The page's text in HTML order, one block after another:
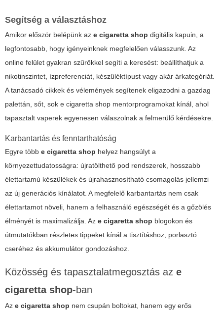
Segítség a választáshoz
Amikor először belépünk az e cigaretta shop digitális kapuin, a
legfontosabb, hogy igényeinknek megfelelően válasszunk. Az
online felület gyakran szűrőkkel segíti a keresést: beállíthatjuk a
nikotinszintet, ízpreferenciát, készüléktípust vagy akár árkategóriát.
A tanácsadó cikkek és vélemények segítenek eligazodni a gazdag
palettán, sőt, sok e cigaretta shop mentorprogramokat kínál, ahol
tapasztalt vaperek egyenesen válaszolnak a felmerülő kérdésekre.
Karbantartás és fenntarthatóság
Egyre több e cigaretta shop helyez hangsúlyt a
környezettudatosságra: újratölthető pod rendszerek, hosszabb
élettartamú készülékek és újrahasznosítható csomagolás jellemzi
az új generációs kínálatot. A megfelelő karbantartás nem csak
élettartamot növeli, hanem a felhasználó egészségét és a gőzölés
élményét is maximalizálja. Az e cigaretta shop blogokon és
útmutatókban részletes tippeket kínál a tisztításhoz, porlasztó
cseréhez és akkumulátor gondozáshoz.
Közösség és tapasztalatmegosztás az e
cigaretta shop-ban
Az e cigaretta shop nem csupán boltokat, hanem egy erős